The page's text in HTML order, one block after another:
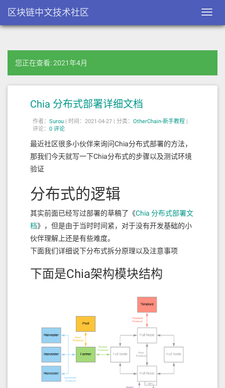
区块链中文技术社区
您正在查看: 2021年4月
Chia 分布式部署详细文档
作者： Surou | 时间：2021-04-27 | 分类： OtherChain-新手教程 |
评论： 0 评论
最近社区很多小伙伴来询问Chia分布式部署的方法，
那我们今天就写一下Chia分布式的步骤以及测试环境
验证
分布式的逻辑
其实前面已经写过部署的草稿了《Chia 分布式部署文
档》，但是由于当时时间紧，对于没有开发基础的小
伙伴理解上还是有些难度。
下面我们详细说下分布式拆分原理以及注意事项
下面是Chia架构模块结构